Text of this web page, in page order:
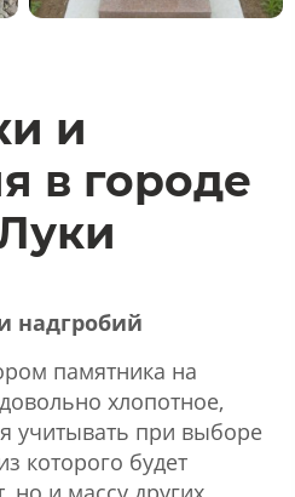
и
в городе
надгробий
памятника на
хлопотное,
учитывать при выборе
которого будет